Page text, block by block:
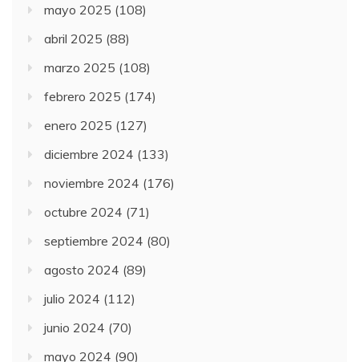
mayo 2025 (108)
abril 2025 (88)
marzo 2025 (108)
febrero 2025 (174)
enero 2025 (127)
diciembre 2024 (133)
noviembre 2024 (176)
octubre 2024 (71)
septiembre 2024 (80)
agosto 2024 (89)
julio 2024 (112)
junio 2024 (70)
mayo 2024 (90)